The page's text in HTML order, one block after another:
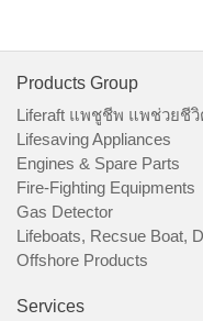
Products Group
Liferaft แพชูชีพ แพช่วยชีวิ
Lifesaving Appliances
Engines & Spare Parts
Fire-Fighting Equipments
Gas Detector
Lifeboats, Recsue Boat,
Offshore Products
Services